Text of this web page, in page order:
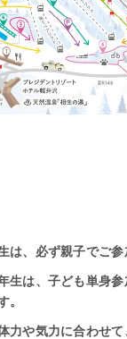
、必ず親子でご参
生は、子ども単身
。
力や気力に合わせて